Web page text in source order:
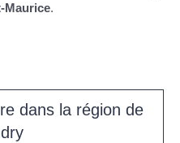
Maurice.
dans la région de